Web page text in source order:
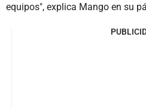
equipos", explica Mango en su